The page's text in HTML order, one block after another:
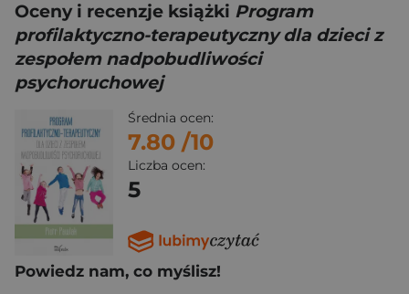
Oceny i recenzje książki Program
profilaktyczno-terapeutyczny dla dzieci z
zespołem nadpobudliwości
psychoruchowej
Średnia ocen:
7.80 /10
Liczba ocen:
5
Powiedz nam, co myślisz!